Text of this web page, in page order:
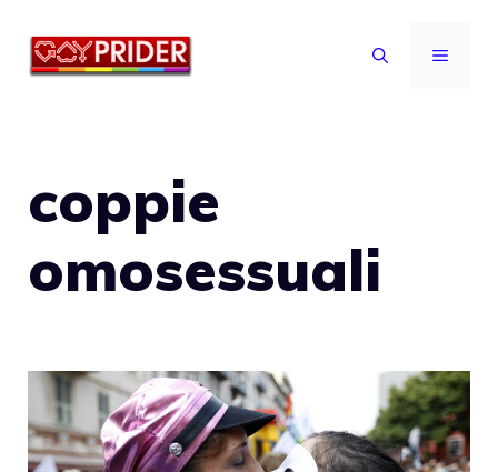
MENU
coppie
omosessuali